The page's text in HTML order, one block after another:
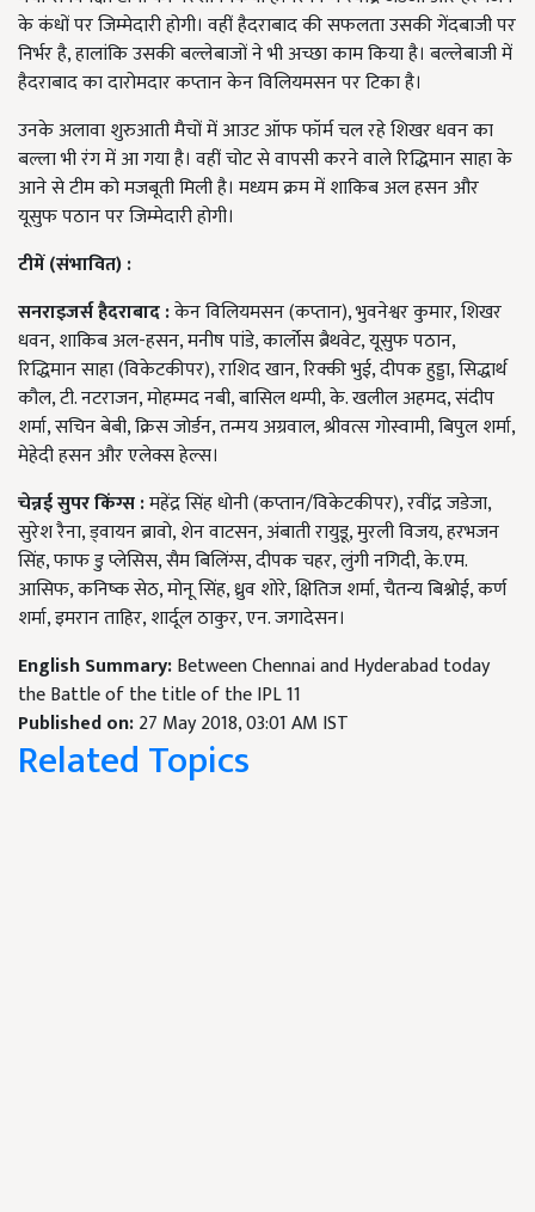
के कंधों पर जिम्मेदारी होगी। वहीं हैदराबाद की सफलता उसकी गेंदबाजी पर
निर्भर है, हालांकि उसकी बल्लेबाजों ने भी अच्छा काम किया है। बल्लेबाजी में
हैदराबाद का दारोमदार कप्तान केन विलियमसन पर टिका है।
उनके अलावा शुरुआती मैचों में आउट ऑफ फॉर्म चल रहे शिखर धवन का
बल्ला भी रंग में आ गया है। वहीं चोट से वापसी करने वाले रिद्धिमान साहा के
आने से टीम को मजबूती मिली है। मध्यम क्रम में शाकिब अल हसन और
यूसुफ पठान पर जिम्मेदारी होगी।
टीमें (संभावित) :
सनराइजर्स हैदराबाद :केन विलियमसन (कप्तान), भुवनेश्वर कुमार, शिखर
धवन, शाकिब अल-हसन, मनीष पांडे, कार्लोस ब्रैथवेट, यूसुफ पठान,
रिद्धिमान साहा (विकेटकीपर), राशिद खान, रिक्की भुई, दीपक हुड्डा, सिद्धार्थ
कौल, टी. नटराजन, मोहम्मद नबी, बासिल थम्पी, के. खलील अहमद, संदीप
शर्मा, सचिन बेबी, क्रिस जोर्डन, तन्मय अग्रवाल, श्रीवत्स गोस्वामी, बिपुल शर्मा,
मेहेदी हसन और एलेक्स हेल्स।
चेन्नई सुपर किंग्स :महेंद्र सिंह धोनी (कप्तान/विकेटकीपर), रवींद्र जडेजा,
सुरेश रैना, ड्वायन ब्रावो, शेन वाटसन, अंबाती रायुडू, मुरली विजय, हरभजन
सिंह, फाफ डु प्लेसिस, सैम बिलिंग्स, दीपक चहर, लुंगी नगिदी, के.एम.
आसिफ, कनिष्क सेठ, मोनू सिंह, ध्रुव शोरे, क्षितिज शर्मा, चैतन्य बिश्नोई, कर्ण
शर्मा, इमरान ताहिर, शार्दूल ठाकुर, एन. जगादेसन।
English Summary:Between Chennai and Hyderabad today
the Battle of the title of the IPL 11
Published on:27 May 2018, 03:01 AM IST
Related Topics